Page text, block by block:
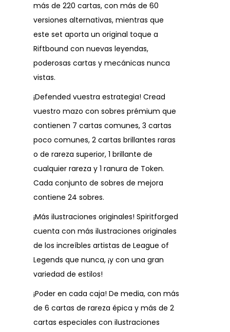
más de 220 cartas, con más de 60
versiones alternativas, mientras que
este set aporta un original toque a
Riftbound con nuevas leyendas,
poderosas cartas y mecánicas nunca
vistas.
¡Defended vuestra estrategia! Cread
vuestro mazo con sobres prémium que
contienen 7 cartas comunes, 3 cartas
poco comunes, 2 cartas brillantes raras
o de rareza superior, 1 brillante de
cualquier rareza y 1 ranura de Token.
Cada conjunto de sobres de mejora
contiene 24 sobres.
¡Más ilustraciones originales! Spiritforged
cuenta con más ilustraciones originales
de los increíbles artistas de League of
Legends que nunca, ¡y con una gran
variedad de estilos!
¡Poder en cada caja! De media, con más
de 6 cartas de rareza épica y más de 2
cartas especiales con ilustraciones